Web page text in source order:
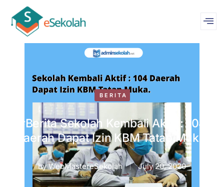
BERITA
#Berita Sekolah Kembali Aktif : 104
Daerah Dapat Izin KBM Tatap Muka.
byWebMastereSekolah July 20, 2020